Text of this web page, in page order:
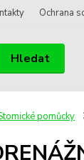
Ochrana
Hledat
pomůcky